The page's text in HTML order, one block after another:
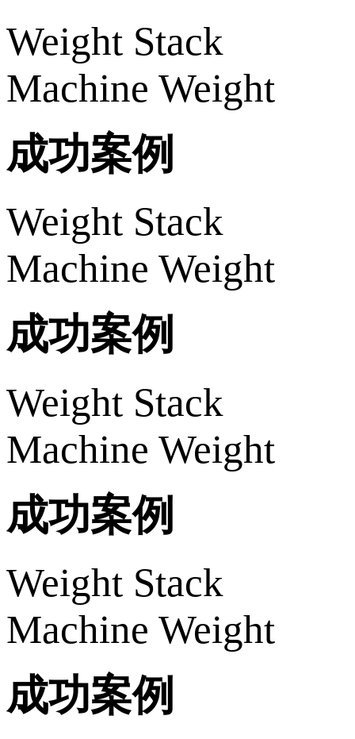
Weight Stack
Machine Weight
成功案例
Weight Stack
Machine Weight
成功案例
Weight Stack
Machine Weight
成功案例
Weight Stack
Machine Weight
成功案例